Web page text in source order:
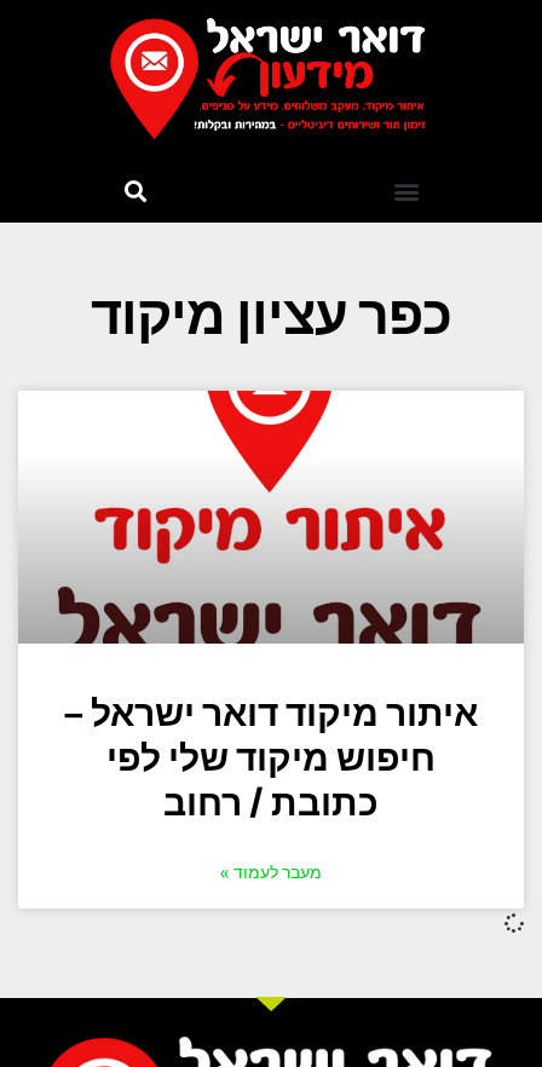
כפר עציון מיקוד
איתור מיקוד דואר ישראל –
חיפוש מיקוד שלי לפי
כתובת / רחוב
מעבר לעמוד »